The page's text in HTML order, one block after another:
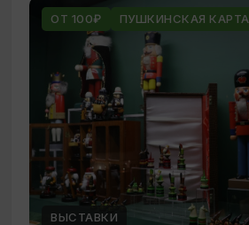
ОТ 100₽ ПУШКИНСКАЯ КАРТА
ВЫСТАВКИ